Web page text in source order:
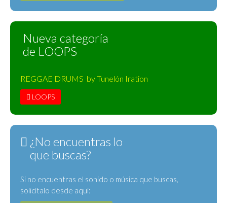
Nueva categoría
de LOOPS
REGGAE DRUMS by Tunelón Iration
LOOPS
¿No encuentras lo
que buscas?
Si no encuentras el sonido o música que buscas,
solicítalo desde aquí: